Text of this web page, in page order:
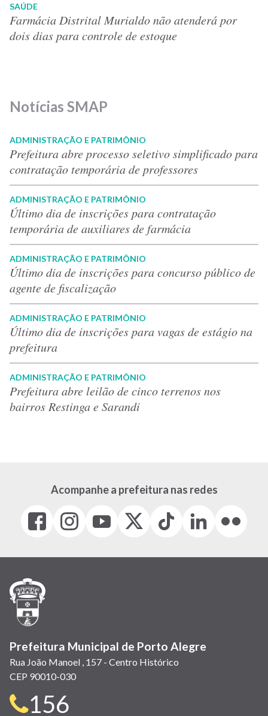
SAÚDE
Farmácia Distrital Murialdo não atenderá por
dois dias para controle de estoque
Notícias SMAP
ADMINISTRAÇÃO E PATRIMÔNIO
Prefeitura abre processo seletivo simplificado para
contratação temporária de professores
ADMINISTRAÇÃO E PATRIMÔNIO
Último dia de inscrições para contratação
temporária de auxiliares de farmácia
ADMINISTRAÇÃO E PATRIMÔNIO
Último dia de inscrições para concurso público de
agente de fiscalização
ADMINISTRAÇÃO E PATRIMÔNIO
Último dia de inscrições para vagas de estágio na
prefeitura
ADMINISTRAÇÃO E PATRIMÔNIO
Prefeitura abre leilão de cinco terrenos nos
bairros Restinga e Sarandi
Acompanhe a prefeitura nas redes
Facebook
(link
em
janela)
Instagram
(link
em
(link
em
(Antigo
(link
Tiktok
(link
em
LinkedIn
(link
em
(link
em
Prefeitura Municipal de Porto Alegre
Rua João Manoel , 157 - Centro Histórico
CEP 90010-030
Telefone
156